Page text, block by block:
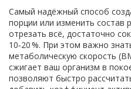
Самый надёжный способ
порции или изменить состав
отрезать всё, достаточно
10‑20 %. При этом важно
метаболическую скорость
сжигает ваш организм в
позволяют быстро